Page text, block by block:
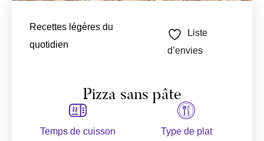
Recettes légères du
quotidien
Liste
d’envies
Pizza sans pâte
Temps de cuisson Type de plat